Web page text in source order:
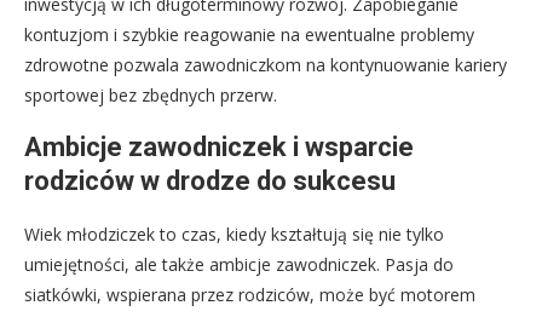
inwestycją w ich długoterminowy rozwój. Zapobieganie
kontuzjom i szybkie reagowanie na ewentualne problemy
zdrowotne pozwala zawodniczkom na kontynuowanie kariery
sportowej bez zbędnych przerw.
Ambicje zawodniczek i wsparcie
rodziców w drodze do sukcesu
Wiek młodziczek to czas, kiedy kształtują się nie tylko
umiejętności, ale także ambicje zawodniczek. Pasja do
siatkówki, wspierana przez rodziców, może być motorem